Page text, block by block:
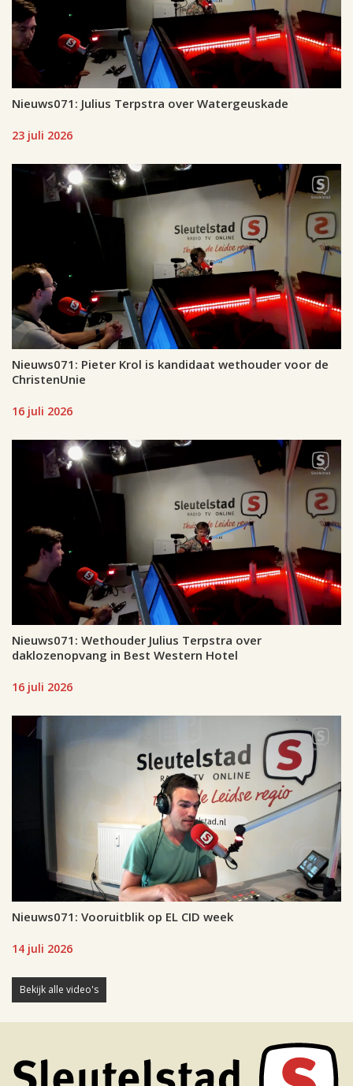
Nieuws071: Julius Terpstra over Watergeuskade
23 juli 2026
Nieuws071: Pieter Krol is kandidaat wethouder voor de
ChristenUnie
16 juli 2026
Nieuws071: Wethouder Julius Terpstra over
daklozenopvang in Best Western Hotel
16 juli 2026
Nieuws071: Vooruitblik op EL CID week
14 juli 2026
Bekijk alle video's